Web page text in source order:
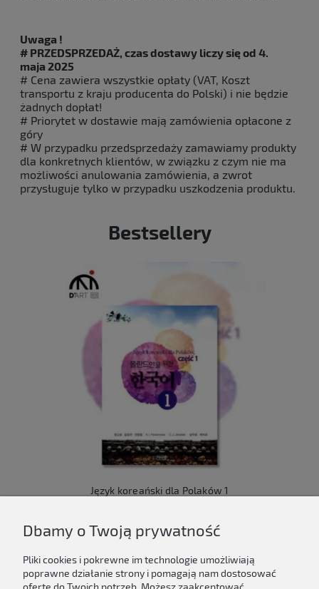
Uwaga !
# PRZEDSPRZEDAŻ, czas dostawy liczy się od 4.
maja 2025
# Cena zawiera wszystkie opłaty (VAT, Koszt
transportu z kraju producenta do Polski) i nie będzie
żadnych dopłat!
# Priorytet w dostawie mają zamówienia opłacone z
góry
# W przypadku przedsprzedaży zamawiamy produkty
dla konkretnych klientów, w związku z czym nie ma
możliwości anulowania zamówienia, a zwrot
przysługuje tylko w przypadku uszkodzenia produktu.
Bestsellery
Język koreański dla Polaków 1
Do koszyka
Dbamy o Twoją prywatność
Pliki cookies i pokrewne im technologie umożliwiają
poprawne działanie strony i pomagają nam dostosować
ofertę do Twoich potrzeb. Możesz zaakceptować